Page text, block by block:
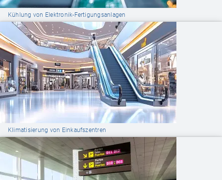
Kühlung von Elektronik-Fertigungsanlagen
Klimatisierung von Einkaufszentren